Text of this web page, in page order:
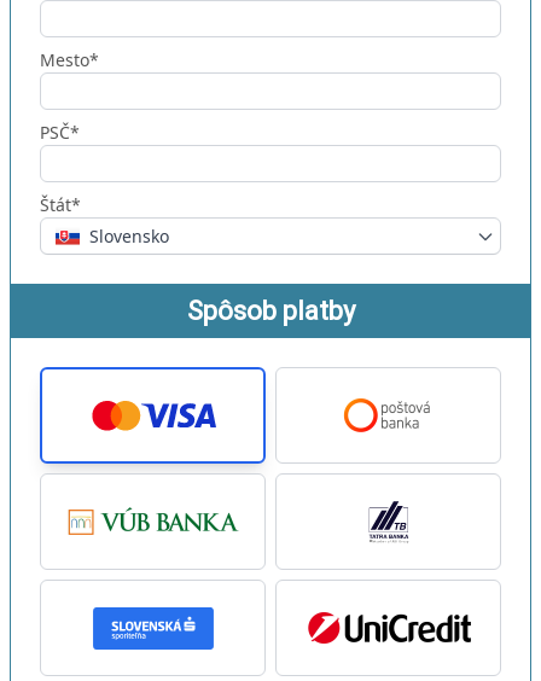
Mesto*
PSČ*
Štát*
Slovensko
Spôsob platby